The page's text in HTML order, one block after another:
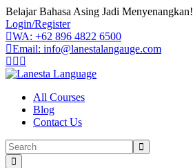
Skip
to
content
Belajar Bahasa Asing Jadi Menyenangkan!
Login/Register
WA: +62 896 4822 6500
Email: info@lanestalangauge.com
All Courses
Blog
Contact Us